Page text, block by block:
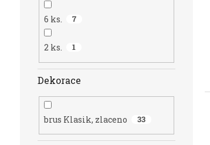
6 ks. 7
2 ks. 1
Dekorace
brus Klasik, zlaceno 33